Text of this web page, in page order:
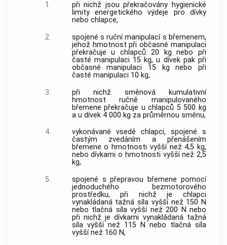
1.
při nichž jsou překračovány hygienické
limity energetického výdeje pro dívky
nebo chlapce,
2.
spojené s ruční manipulací s břemenem,
jehož hmotnost při občasné manipulaci
překračuje u chlapců 20 kg nebo při
časté manipulaci 15 kg, u dívek pak při
občasné manipulaci 15 kg nebo při
časté manipulaci 10 kg,
3.
při nichž směnová kumulativní
hmotnost ručně manipulovaného
břemene překračuje u chlapců 5 500 kg
a u dívek 4 000 kg za průměrnou směnu,
4.
vykonávané vsedě chlapci, spojené s
častým zvedáním a přenášením
břemene o hmotnosti vyšší než 4,5 kg,
nebo dívkami o hmotnosti vyšší než 2,5
kg,
5.
spojené s přepravou břemene pomocí
jednoduchého bezmotorového
prostředku, při nichž je chlapci
vynakládaná tažná síla vyšší než 150 N
nebo tlačná síla vyšší než 200 N nebo
při nichž je dívkami vynakládaná tažná
síla vyšší než 115 N nebo tlačná síla
vyšší než 160 N,